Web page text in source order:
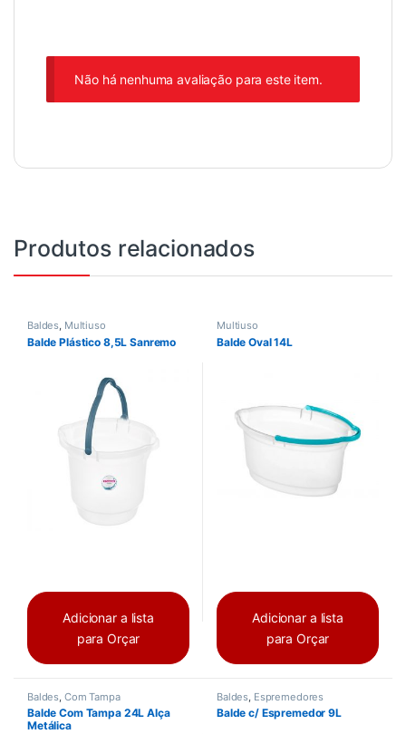
Não há nenhuma avaliação para este item.
Produtos relacionados
Baldes, Multiuso
Balde Plástico 8,5L Sanremo
Adicionar a lista
para Orçar
Multiuso
Balde Oval 14L
Adicionar a lista
para Orçar
Baldes Com Tampa
Balde Com Tampa 24L Alça
Metálica
Baldes Espremedores
Balde c/ Espremedor 9L